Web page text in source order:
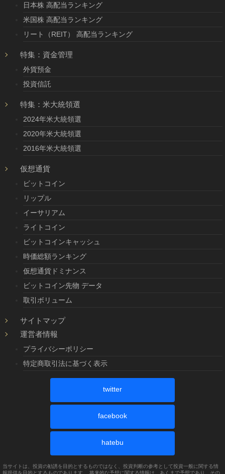
日本株 高配当ランキング
米国株 高配当ランキング
リート（REIT） 高配当ランキング
特集：資金管理
外貨預金
投資信託
特集：米大統領選
2024年米大統領選
2020年米大統領選
2016年米大統領選
仮想通貨
ビットコイン
リップル
イーサリアム
ライトコイン
ビットコインキャッシュ
時価総額ランキング
仮想通貨ドミナンス
ビットコイン先物 データ
取引ボリューム
サイトマップ
運営者情報
プライバシーポリシー
特定商取引法に基づく表示
twitter
facebook
hatebu
当サイトは、投資の勧誘を目的とするものではなく、投資判断の参考として投資一般に関する情
報提供を目的とするものであります。 将来的な予想に関する情報は、あくまで予想であり、その